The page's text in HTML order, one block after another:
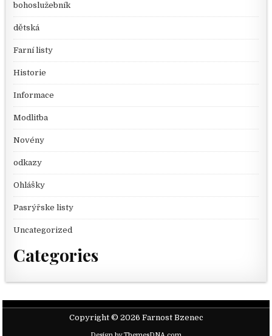
bohoslužebník
dětská
Farní listy
Historie
Informace
Modlitba
Novény
odkazy
Ohlášky
Pasrýřske listy
Uncategorized
Categories
Copyright © 2026 Farnost Bzenec